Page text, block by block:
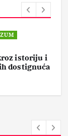
istoriju i
dostignuća